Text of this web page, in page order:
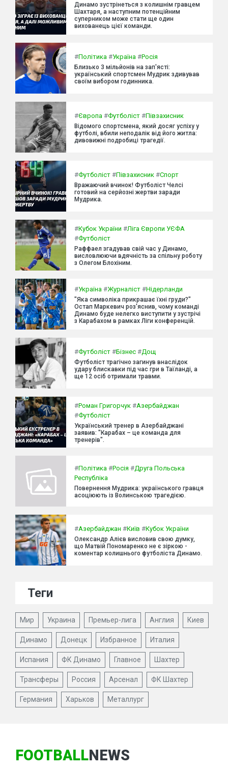
Динамо зустрінеться з колишнім гравцем
Шахтаря, а наступним потенційним
суперником може стати ще один
вихованець цієї команди.
#Політика #Україна #Росія
Близько 3 мільйонів на зап'ясті:
український спортсмен Мудрик здивував
своїм вибором годинника.
#Європа #Футболіст #Півзахисник
Відомого спортсмена, який досяг успіху у
футболі, вбили неподалік від його житла:
дивовижні подробиці трагедії.
#Футболіст #Півзахисник #Спорт
Вражаючий вчинок! Футболіст Челсі
готовий на серйозні жертви заради
Мудрика.
#Кубок України #Ліга Європи УЄФА
#Футболіст
Раффаел згадував свій час у Динамо,
висловлюючи вдячність за спільну роботу
з Олегом Блохіним.
#Україна #Журналіст #Нідерланди
"Яка символіка прикрашає їхні груди?"
Остап Маркевич роз'яснив, чому команді
Динамо буде нелегко виступити у зустрічі
з Карабахом в рамках Ліги конференцій.
#Футболіст #Бізнес #Дощ
Футболіст трагічно загинув внаслідок
удару блискавки під час гри в Таїланді, а
ще 12 осіб отримали травми.
#Роман Григорчук #Азербайджан
#Футболіст
Український тренер в Азербайджані
заявив: "Карабах – це команда для
тренерів".
#Політика #Росія #Друга Польська
Республіка
Повернення Мудрика: українського гравця
асоціюють із Волинською трагедією.
#Азербайджан #Київ #Кубок України
Олександр Алієв висловив свою думку,
що Матвій Пономаренко не є зіркою -
коментар колишнього футболіста Динамо.
Теги
Мир Украина Премьер-лига Англия Киев
Динамо Донецк Избранное Италия
Испания ФК Динамо Главное Шахтер
Трансферы Россия Арсенал ФК Шахтер
Германия Харьков Металлург
FOOTBALLNEWS